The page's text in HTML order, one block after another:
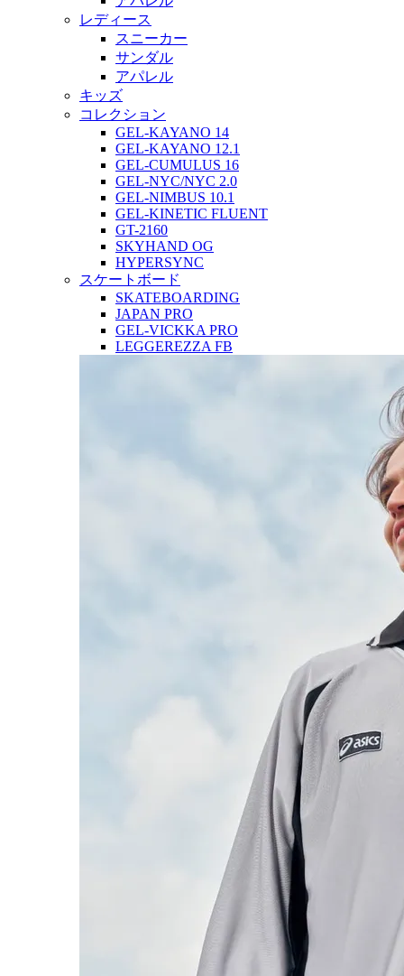
レディース
スニーカー
サンダル
アパレル
キッズ
コレクション
GEL-KAYANO 14
GEL-KAYANO 12.1
GEL-CUMULUS 16
GEL-NYC/NYC 2.0
GEL-NIMBUS 10.1
GEL-KINETIC FLUENT
GT-2160
SKYHAND OG
HYPERSYNC
スケートボード
SKATEBOARDING
JAPAN PRO
GEL-VICKKA PRO
LEGGEREZZA FB